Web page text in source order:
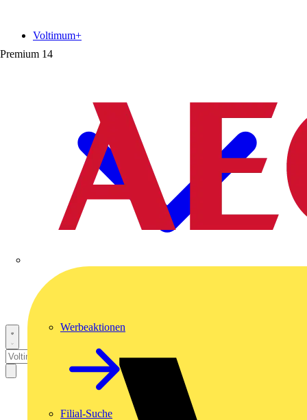
Premium 14
Voltimum+
Werbeaktionen
Filial-Suche